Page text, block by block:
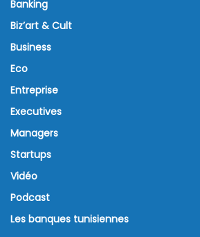
Banking
Biz’art & Cult
Business
Eco
Entreprise
Executives
Managers
Startups
Vidéo
Podcast
Les banques tunisiennes